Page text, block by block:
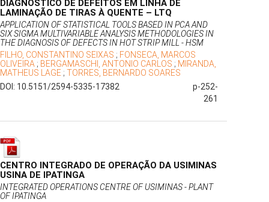
DIAGNÓSTICO DE DEFEITOS EM LINHA DE
LAMINAÇÃO DE TIRAS À QUENTE – LTQ
APPLICATION OF STATISTICAL TOOLS BASED IN PCA AND
SIX SIGMA MULTIVARIABLE ANALYSIS METHODOLOGIES IN
THE DIAGNOSIS OF DEFECTS IN HOT STRIP MILL - HSM
FILHO, CONSTANTINO SEIXAS ; FONSECA, MARCOS
OLIVEIRA ; BERGAMASCHI, ANTONIO CARLOS ; MIRANDA,
MATHEUS LAGE ; TORRES, BERNARDO SOARES
DOI: 10.5151/2594-5335-17382
p-252-
261
CENTRO INTEGRADO DE OPERAÇÃO DA USIMINAS
USINA DE IPATINGA
INTEGRATED OPERATIONS CENTRE OF USIMINAS - PLANT
OF IPATINGA